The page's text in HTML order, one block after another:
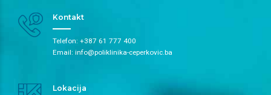
Kontakt
Telefon: +387 61 777 400
Email: info@poliklinika-ceperkovic.ba
Lokacija